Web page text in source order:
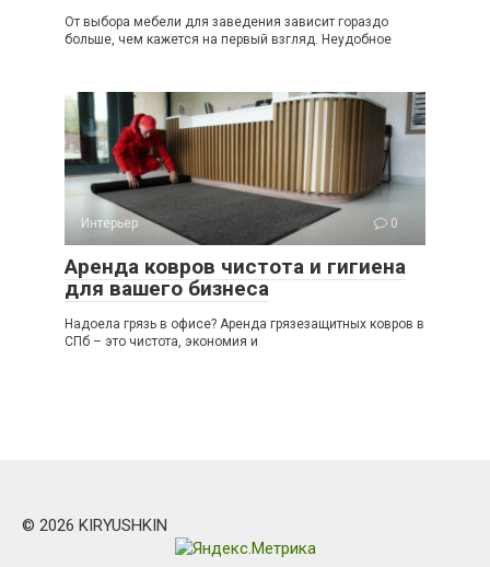
От выбора мебели для заведения зависит гораздо
больше, чем кажется на первый взгляд. Неудобное
Интерьер 0
Аренда ковров чистота и гигиена
для вашего бизнеса
Надоела грязь в офисе? Аренда грязезащитных ковров в
СПб – это чистота, экономия и
© 2026 KIRYUSHKIN